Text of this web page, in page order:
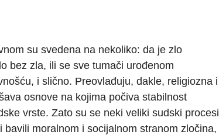
su svedena na nekoliko: da je zlo
bez zla, ili se sve tumači urođenom
i slično. Preovlađuju, dakle, religiozna i
osnove na kojima počiva stabilnost
vrste. Zato su se neki veliki sudski procesi
moralnom i socijalnom stranom zločina,